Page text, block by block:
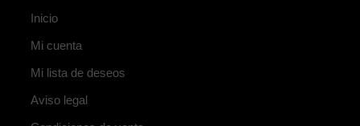
Inicio
Mi cuenta
Mi lista de deseos
Aviso legal